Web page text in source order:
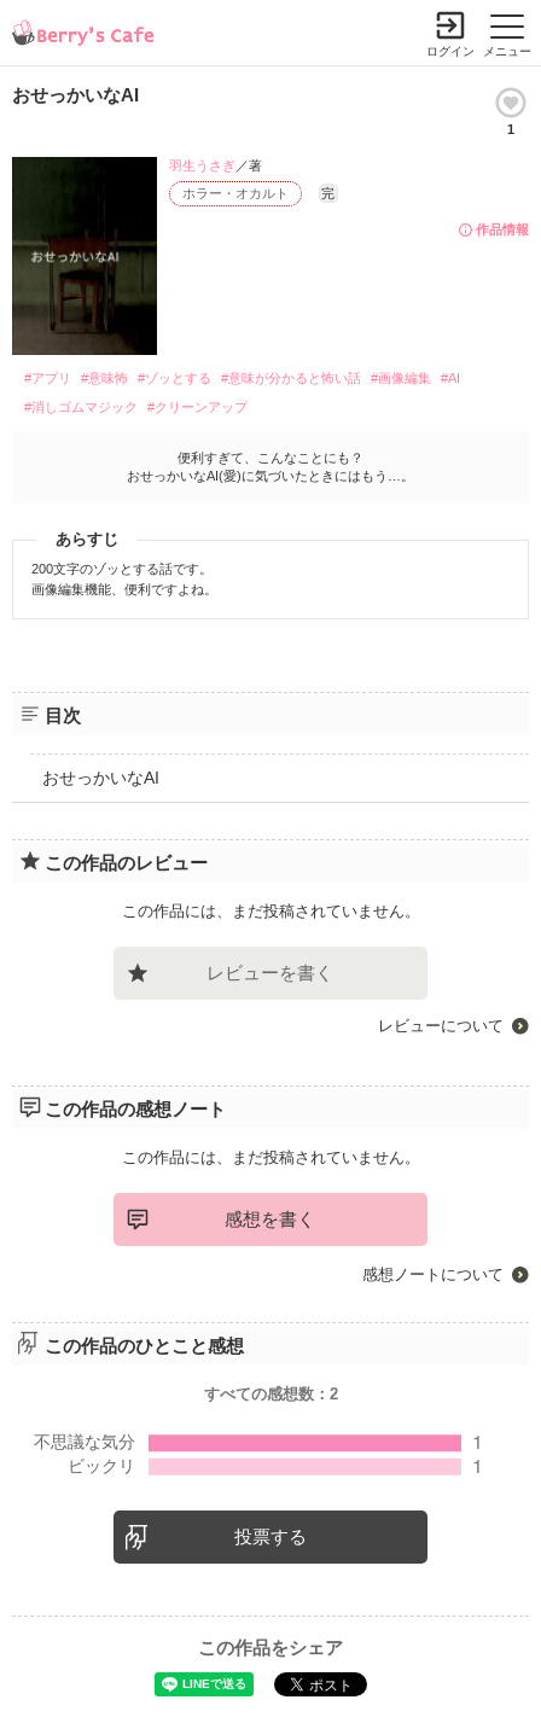
メニュー
ログイン
おせっかいなAI
1
作品情報
ホラー・オカルト 完
羽生うさぎ／著
#アプリ #意味怖 #ゾッとする #意味が分かると怖い話 #画像編集
#AI
#消しゴムマジック
#クリーンアップ
便利すぎて、こんなことにも？
おせっかいなAI(愛)に気づいたときにはもう…。
あらすじ
200文字のゾッとする話です。
画像編集機能、便利ですよね。
目次
おせっかいなAI
この作品のレビュー
この作品には、まだ投稿されていません。
レビューを書く
レビューについて
この作品の感想ノート
この作品には、まだ投稿されていません。
感想を書く
感想ノートについて
この作品のひとこと感想
すべての感想数： 2
投票する
この作品をシェア